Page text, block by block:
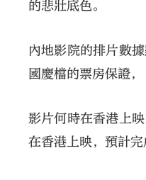
的悲壯底色。
內地影院的排片數
國慶檔的票房保證
影片何時在香港上
在香港上映，預計